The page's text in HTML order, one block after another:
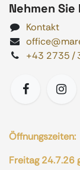
Nehmen
Kontakt
+43 2735 /
Öffnungszeiten:
Freitag 24.7.26